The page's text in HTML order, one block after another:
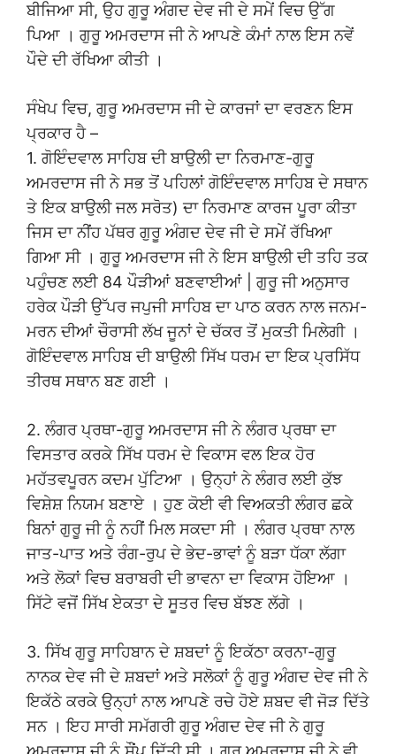
ਬੀਜਿਆ ਸੀ, ਉਹ ਗੁਰੂ ਅੰਗਦ ਦੇਵ ਜੀ ਦੇ ਸਮੇਂ ਵਿਚ ਉੱਗ
ਪਿਆ । ਗੁਰੂ ਅਮਰਦਾਸ ਜੀ ਨੇ ਆਪਣੇ ਕੰਮਾਂ ਨਾਲ ਇਸ ਨਵੇਂ
ਪੌਦੇ ਦੀ ਰੱਖਿਆ ਕੀਤੀ ।
ਸੰਖੇਪ ਵਿਚ, ਗੁਰੂ ਅਮਰਦਾਸ ਜੀ ਦੇ ਕਾਰਜਾਂ ਦਾ ਵਰਣਨ ਇਸ
ਪ੍ਰਕਾਰ ਹੈ –
1. ਗੋਇੰਦਵਾਲ ਸਾਹਿਬ ਦੀ ਬਾਉਲੀ ਦਾ ਨਿਰਮਾਣ-ਗੁਰੂ
ਅਮਰਦਾਸ ਜੀ ਨੇ ਸਭ ਤੋਂ ਪਹਿਲਾਂ ਗੋਇੰਦਵਾਲ ਸਾਹਿਬ ਦੇ ਸਥਾਨ
ਤੇ ਇਕ ਬਾਉਲੀ ਜਲ ਸਰੋਤ) ਦਾ ਨਿਰਮਾਣ ਕਾਰਜ ਪੂਰਾ ਕੀਤਾ
ਜਿਸ ਦਾ ਨੀਂਹ ਪੱਥਰ ਗੁਰੂ ਅੰਗਦ ਦੇਵ ਜੀ ਦੇ ਸਮੇਂ ਰੱਖਿਆ
ਗਿਆ ਸੀ । ਗੁਰੂ ਅਮਰਦਾਸ ਜੀ ਨੇ ਇਸ ਬਾਉਲੀ ਦੀ ਤਹਿ ਤਕ
ਪਹੁੰਚਣ ਲਈ 84 ਪੌੜੀਆਂ ਬਣਵਾਈਆਂ | ਗੁਰੂ ਜੀ ਅਨੁਸਾਰ
ਹਰੇਕ ਪੌੜੀ ਉੱਪਰ ਜਪੁਜੀ ਸਾਹਿਬ ਦਾ ਪਾਠ ਕਰਨ ਨਾਲ ਜਨਮ-
ਮਰਨ ਦੀਆਂ ਚੌਰਾਸੀ ਲੱਖ ਜੂਨਾਂ ਦੇ ਚੱਕਰ ਤੋਂ ਮੁਕਤੀ ਮਿਲੇਗੀ ।
ਗੋਇੰਦਵਾਲ ਸਾਹਿਬ ਦੀ ਬਾਉਲੀ ਸਿੱਖ ਧਰਮ ਦਾ ਇਕ ਪ੍ਰਸਿੱਧ
ਤੀਰਥ ਸਥਾਨ ਬਣ ਗਈ ।
2. ਲੰਗਰ ਪ੍ਰਥਾ-ਗੁਰੂ ਅਮਰਦਾਸ ਜੀ ਨੇ ਲੰਗਰ ਪ੍ਰਥਾ ਦਾ
ਵਿਸਤਾਰ ਕਰਕੇ ਸਿੱਖ ਧਰਮ ਦੇ ਵਿਕਾਸ ਵਲ ਇਕ ਹੋਰ
ਮਹੱਤਵਪੂਰਨ ਕਦਮ ਪੁੱਟਿਆ । ਉਨ੍ਹਾਂ ਨੇ ਲੰਗਰ ਲਈ ਕੁੱਝ
ਵਿਸ਼ੇਸ਼ ਨਿਯਮ ਬਣਾਏ । ਹੁਣ ਕੋਈ ਵੀ ਵਿਅਕਤੀ ਲੰਗਰ ਛਕੇ
ਬਿਨਾਂ ਗੁਰੂ ਜੀ ਨੂੰ ਨਹੀਂ ਮਿਲ ਸਕਦਾ ਸੀ । ਲੰਗਰ ਪ੍ਰਥਾ ਨਾਲ
ਜਾਤ-ਪਾਤ ਅਤੇ ਰੰਗ-ਰੁਪ ਦੇ ਭੇਦ-ਭਾਵਾਂ ਨੂੰ ਬੜਾ ਧੱਕਾ ਲੱਗਾ
ਅਤੇ ਲੋਕਾਂ ਵਿਚ ਬਰਾਬਰੀ ਦੀ ਭਾਵਨਾ ਦਾ ਵਿਕਾਸ ਹੋਇਆ ।
ਸਿੱਟੇ ਵਜੋਂ ਸਿੱਖ ਏਕਤਾ ਦੇ ਸੂਤਰ ਵਿਚ ਬੱਝਣ ਲੱਗੇ ।
3. ਸਿੱਖ ਗੁਰੂ ਸਾਹਿਬਾਨ ਦੇ ਸ਼ਬਦਾਂ ਨੂੰ ਇਕੱਠਾ ਕਰਨਾ-ਗੁਰੂ
ਨਾਨਕ ਦੇਵ ਜੀ ਦੇ ਸ਼ਬਦਾਂ ਅਤੇ ਸਲੋਕਾਂ ਨੂੰ ਗੁਰੂ ਅੰਗਦ ਦੇਵ ਜੀ ਨੇ
ਇਕੱਠੇ ਕਰਕੇ ਉਨ੍ਹਾਂ ਨਾਲ ਆਪਣੇ ਰਚੇ ਹੋਏ ਸ਼ਬਦ ਵੀ ਜੋੜ ਦਿੱਤੇ
ਸਨ । ਇਹ ਸਾਰੀ ਸਮੱਗਰੀ ਗੁਰੂ ਅੰਗਦ ਦੇਵ ਜੀ ਨੇ ਗੁਰੂ